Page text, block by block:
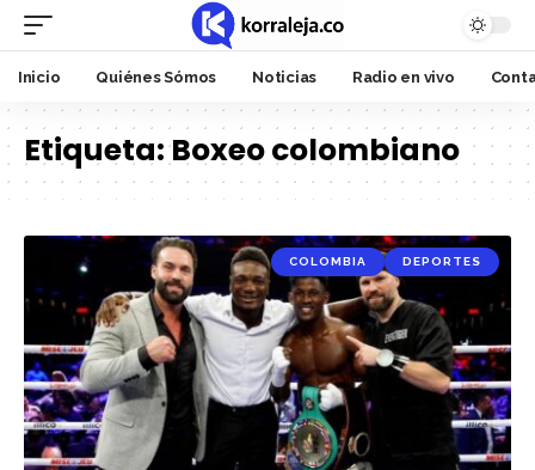
Inicio Quiénes Sómos Noticias Radio en vivo
Etiqueta:Boxeo colombiano
COLOMBIA DEPORTES